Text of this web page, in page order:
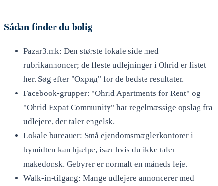
Sådan finder du bolig
Pazar3.mk: Den største lokale side med
rubrikannoncer; de fleste udlejninger i Ohrid er listet
her. Søg efter "Охрид" for de bedste resultater.
Facebook-grupper: "Ohrid Apartments for Rent" og
"Ohrid Expat Community" har regelmæssige opslag fra
udlejere, der taler engelsk.
Lokale bureauer: Små ejendomsmæglerkontorer i
bymidten kan hjælpe, især hvis du ikke taler
makedonsk. Gebyrer er normalt en måneds leje.
Walk-in-tilgang: Mange udlejere annoncerer med